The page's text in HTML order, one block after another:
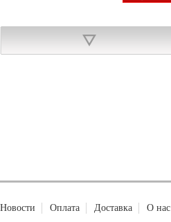
3 598,00 руб. Купить
Новости Оплата Доставка О нас